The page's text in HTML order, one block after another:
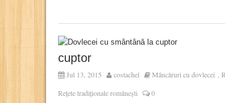
cuptor
Jul 13, 2015 costachel Mâncăruri cu dovlecei ,
Rețete tradiționale românești 0